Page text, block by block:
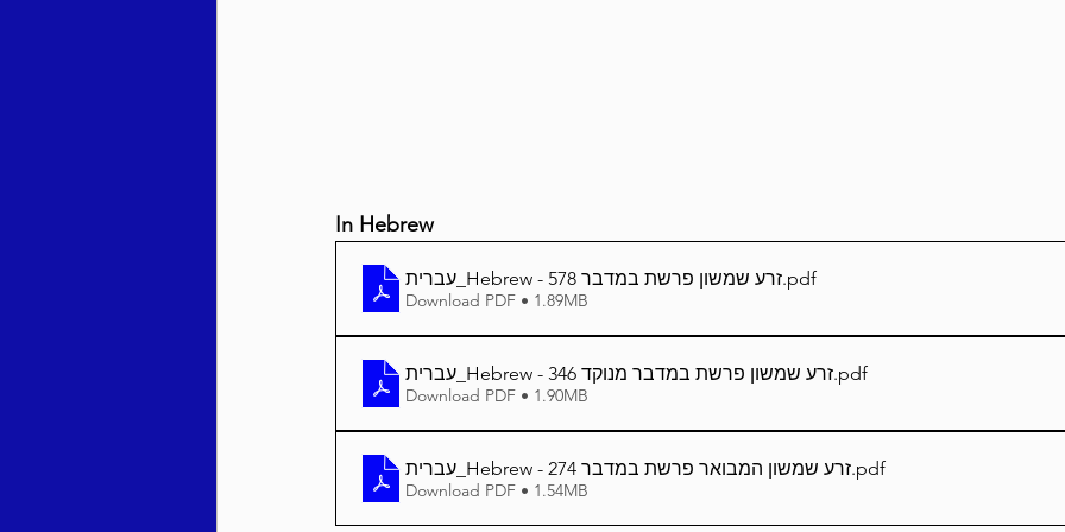
Vayikra 5786 Vayakhel-Pekudei 5786
In Hebrew
עברית_Hebrew - זרע שמשון פרשת במדבר 578.pdf
Download PDF • 1.89MB
עברית_Hebrew - זרע שמשון פרשת במדבר מנוקד 346.pdf
Download PDF • 1.90MB
עברית_Hebrew - זרע שמשון המבואר פרשת במדבר 274.pdf
Download PDF • 1.54MB